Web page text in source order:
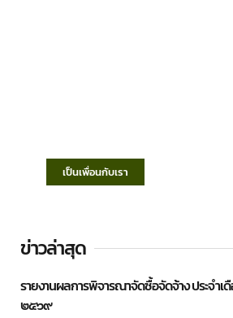
เป็นเพื่อนกับเรา
ข่าวล่าสุด
รายงานผลการพิจารณาจัดซื้อจัดจ้าง ประจำ
๒๕๖๙